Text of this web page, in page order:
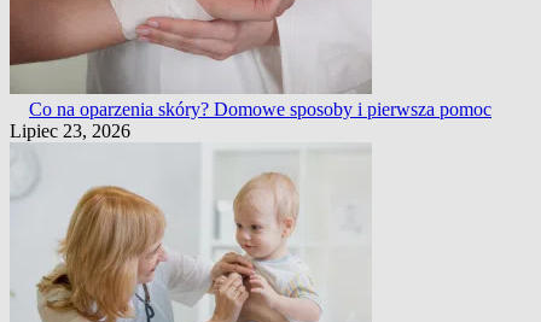
Co na oparzenia skóry? Domowe sposoby i pierwsza pomoc
Lipiec 23, 2026